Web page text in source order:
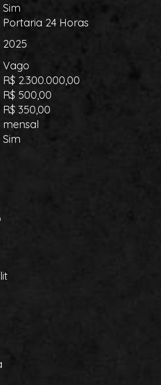
Sim
Portaria 24 Horas
2025
Vago
R$ 2.300.000,00
R$ 500,00
R$ 350,00
mensal
Sim